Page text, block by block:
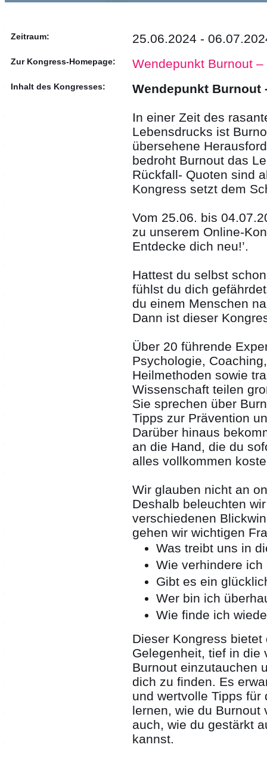
Zeitraum: 25.06.2024 -
Zur Kongress-Homepage: Wendepunkt Burnout
Inhalt des Kongresses: Wendepunkt Burnout
In einer Zeit des
Lebensdrucks ist
übersehene
bedroht Burnout das
Rückfall- Quoten sind
Kongress setzt dem
Vom 25.06. bis
zu unserem Online-
Entdecke dich neu!’.
Hattest du selbst
fühlst du dich
du einem Menschen
Dann ist dieser
Über 20 führende
Psychologie,
Heilmethoden sowie
Wissenschaft teilen
Sie sprechen über
Tipps zur Prävention
Darüber hinaus
an die Hand, die du
alles vollkommen
Wir glauben nicht an
Deshalb beleuchten
verschiedenen
gehen wir wichtigen
Was treibt uns in
Wie verhindere
Gibt es ein
Wer bin ich
Wie finde ich
Dieser Kongress
Gelegenheit, tief in die
Burnout einzutauchen
dich zu finden. Es
und wertvolle Tipps für
lernen, wie du Burnout
auch, wie du gestärkt
kannst.